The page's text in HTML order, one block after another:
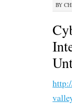
BY